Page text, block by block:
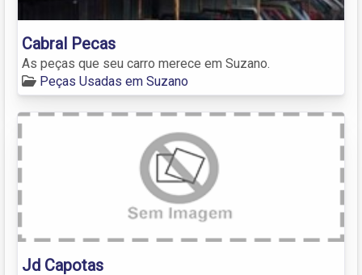
Cabral Pecas
As peças que seu carro merece em Suzano.
Peças Usadas em Suzano
Jd Capotas